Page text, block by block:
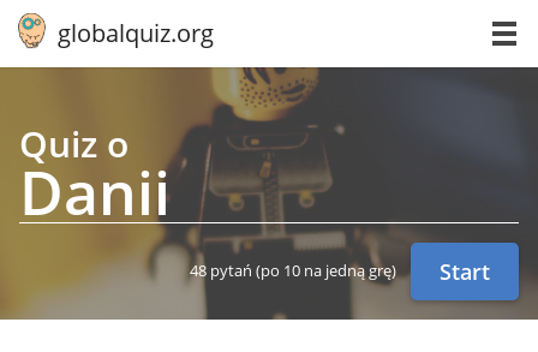
globalquiz.org
Quiz o
Danii
48 pytań (po 10 na jedną grę) Start